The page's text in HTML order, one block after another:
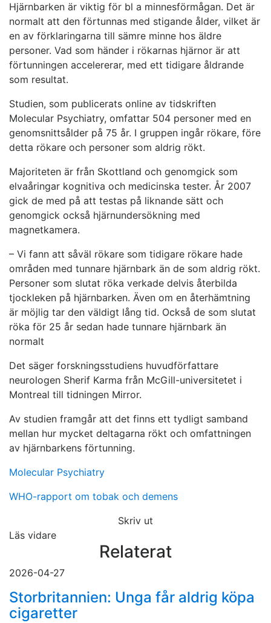
Hjärnbarken är viktig för bl a minnesförmågan. Det är
normalt att den förtunnas med stigande ålder, vilket är
en av förklaringarna till sämre minne hos äldre
personer. Vad som händer i rökarnas hjärnor är att
förtunningen accelererar, med ett tidigare åldrande
som resultat.
Studien, som publicerats online av tidskriften
Molecular Psychiatry, omfattar 504 personer med en
genomsnittsålder på 75 år. I gruppen ingår rökare, före
detta rökare och personer som aldrig rökt.
Majoriteten är från Skottland och genomgick som
elvaåringar kognitiva och medicinska tester. År 2007
gick de med på att testas på liknande sätt och
genomgick också hjärnundersökning med
magnetkamera.
– Vi fann att såväl rökare som tidigare rökare hade
områden med tunnare hjärnbark än de som aldrig rökt.
Personer som slutat röka verkade delvis återbilda
tjockleken på hjärnbarken. Även om en återhämtning
är möjlig tar den väldigt lång tid. Också de som slutat
röka för 25 år sedan hade tunnare hjärnbark än
normalt
Det säger forskningsstudiens huvudförfattare
neurologen Sherif Karma från McGill-universitetet i
Montreal till tidningen Mirror.
Av studien framgår att det finns ett tydligt samband
mellan hur mycket deltagarna rökt och omfattningen
av hjärnbarkens förtunning.
Molecular Psychiatry
WHO-rapport om tobak och demens
Skriv ut
Läs vidare
Relaterat
2026-04-27
Storbritannien: Unga får aldrig köpa
cigaretter